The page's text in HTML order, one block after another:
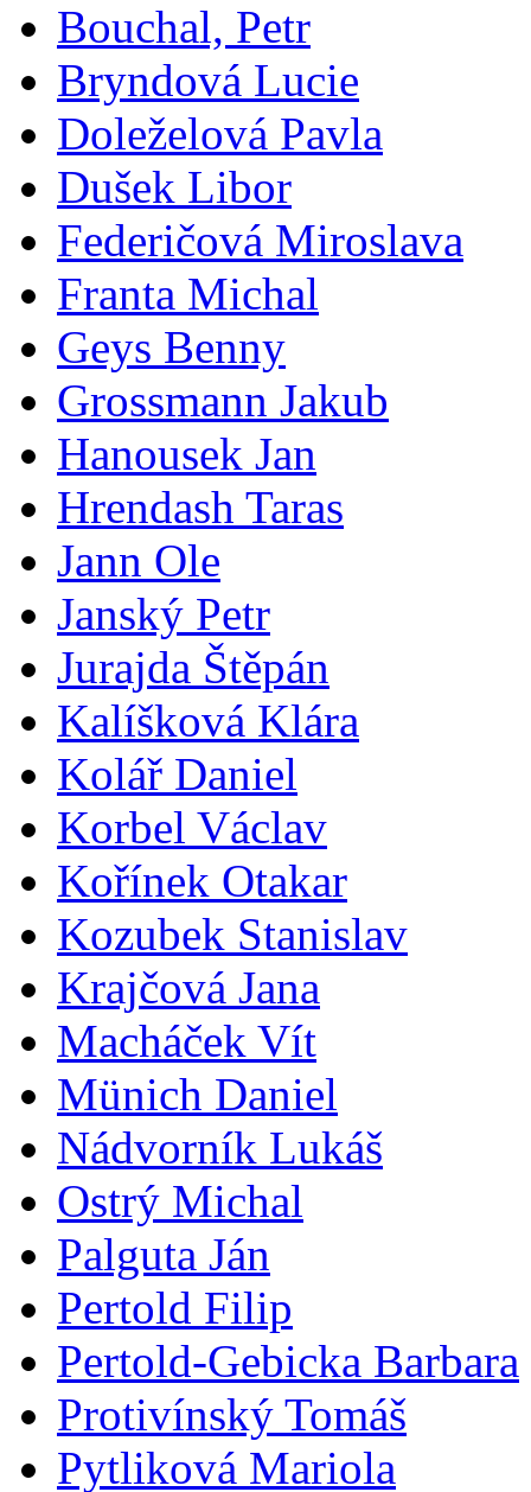
Bouchal, Petr
Bryndová Lucie
Doleželová Pavla
Dušek Libor
Federičová Miroslava
Franta Michal
Geys Benny
Grossmann Jakub
Hanousek Jan
Hrendash Taras
Jann Ole
Janský Petr
Jurajda Štěpán
Kalíšková Klára
Kolář Daniel
Korbel Václav
Kořínek Otakar
Kozubek Stanislav
Krajčová Jana
Macháček Vít
Münich Daniel
Nádvorník Lukáš
Ostrý Michal
Palguta Ján
Pertold Filip
Pertold-Gebicka Barbara
Protivínský Tomáš
Pytliková Mariola